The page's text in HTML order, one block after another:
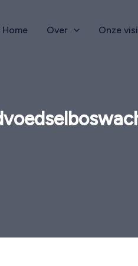
Home Over Onze